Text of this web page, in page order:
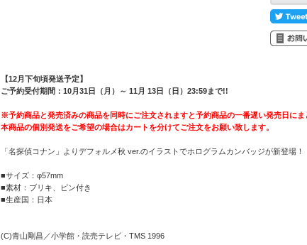
【12月下旬頃発送予定】
ご予約受付期間：10月31日（月）～ 11月 13日（日）23:59まで!!
※予約商品と発売済みの商品を同時にご注文されますと予約商品の一番遅い発売日にま
本商品の個別発送をご希望の場合はカートを分けてご注文をお願い致します。
「名探偵コナン」よりデフォルメ秋 ver.のイラストでホログラムカンバッジが新登場！
■サイズ：φ57mm
■素材：ブリキ、ピン付き
■生産国：日本
(C)青山剛昌／小学館・読売テレビ・TMS 1996